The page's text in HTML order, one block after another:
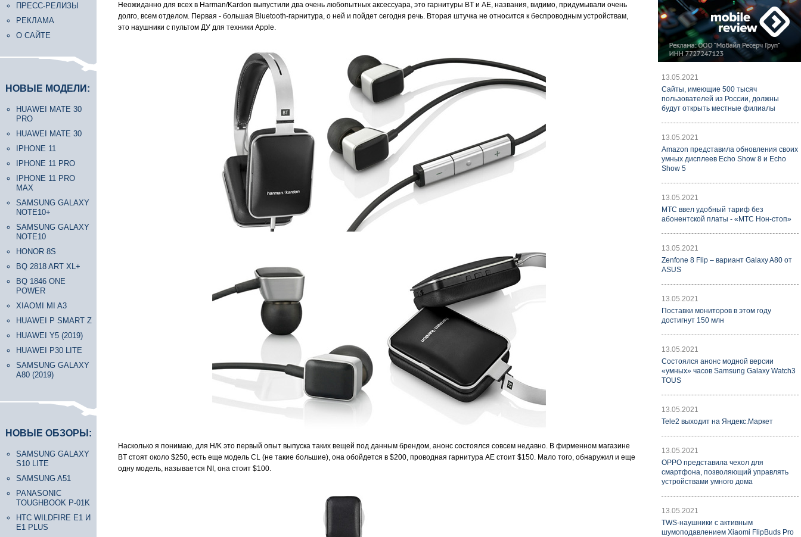
ПРЕСС-РЕЛИЗЫ
РЕКЛАМА
О САЙТЕ
НОВЫЕ МОДЕЛИ:
HUAWEI MATE 30
PRO
HUAWEI MATE 30
IPHONE 11
IPHONE 11 PRO
IPHONE 11 PRO
MAX
SAMSUNG GALAXY
NOTE10+
SAMSUNG GALAXY
NOTE10
HONOR 8S
BQ 2818 ART XL+
BQ 1846 ONE
POWER
XIAOMI MI A3
HUAWEI P SMART Z
HUAWEI Y5 (2019)
HUAWEI P30 LITE
SAMSUNG GALAXY
A80 (2019)
НОВЫЕ ОБЗОРЫ:
SAMSUNG GALAXY
S10 LITE
SAMSUNG A51
PANASONIC
TOUGHBOOK P-01K
HTC WILDFIRE E1 И
E1 PLUS
Неожиданно для всех в Harman/Kardon выпустили два очень любопытных аксессуара, это гарнитуры BT и AE, названия, видимо, придумывали очень
долго, всем отделом. Первая - большая Bluetooth-гарнитура, о ней и пойдет сегодня речь. Вторая штучка не относится к беспроводным устройствам,
это наушники с пультом ДУ для техники Apple.
Насколько я понимаю, для H/K это первый опыт выпуска таких вещей под данным брендом, анонс состоялся совсем недавно. В фирменном магазине
BT стоят около $250, есть еще модель CL (не такие большие), она обойдется в $200, проводная гарнитура AE стоит $150. Мало того, обнаружил и еще
одну модель, называется NI, она стоит $100.
13.05.2021
Cайты, имеющие 500 тысяч
пользователей из России, должны
будут открыть местные филиалы
13.05.2021
Amazon представила обновления своих
умных дисплеев Echo Show 8 и Echo
Show 5
13.05.2021
МТС ввел удобный тариф без
абонентской платы - «МТС Нон-стоп»
13.05.2021
Zenfone 8 Flip – вариант Galaxy A80 от
ASUS
13.05.2021
Поставки мониторов в этом году
достигнут 150 млн
13.05.2021
Состоялся анонс модной версии
«умных» часов Samsung Galaxy Watch3
TOUS
13.05.2021
Tele2 выходит на Яндекс.Маркет
13.05.2021
OPPO представила чехол для
смартфона, позволяющий управлять
устройствами умного дома
13.05.2021
TWS-наушники с активным
шумоподавлением Xiaomi FlipBuds Pro